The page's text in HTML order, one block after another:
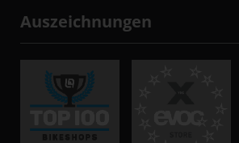
Auszeichnungen